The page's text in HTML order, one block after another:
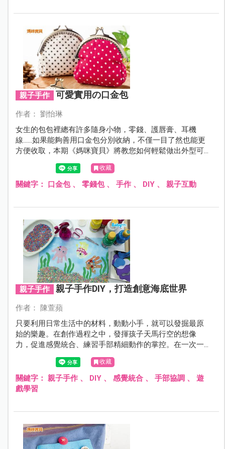
親子手作 可愛實用の口金包
作者： 劉怡琳
女生的包包裡總有許多隨身小物，零錢、護唇膏、耳機
線……如果能夠善用口金包分別收納，不僅一目了然也能更
方便收取，本期《媽咪寶貝》將教您如何輕鬆做出外型可
愛又兼具實用的口金包，媽咪們甚至可以運用巧思增添變
化，打造出屬於自己的口金包！
收藏
關鍵字： 口金包、 零錢包、 手作、 DIY、 親子互動
親子手作 親子手作DIY，打造創意海底世界
作者： 陳萱蘋
只要利用日常生活中的材料，動動小手，就可以發掘最原
始的樂趣。在創作過程之中，發揮孩子天馬行空的想像
力，促進感覺統合、練習手部精細動作的掌控。在一次一
次的成就感被滿足後，增進孩子自己動手的自信心。且透
過與孩子最親密的爸比媽咪一同親子手作DIY的過程中，還
能增加親子間的親密感與凝聚力唷！
收藏
關鍵字： 親子手作、 DIY、 感覺統合、 手部協調 、 遊
戲學習